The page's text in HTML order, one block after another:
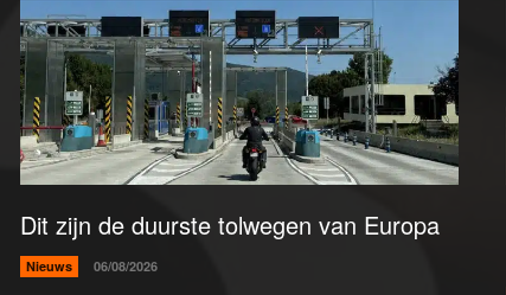
Dit zijn de duurste tolwegen van Europa
Nieuws 06/08/2026